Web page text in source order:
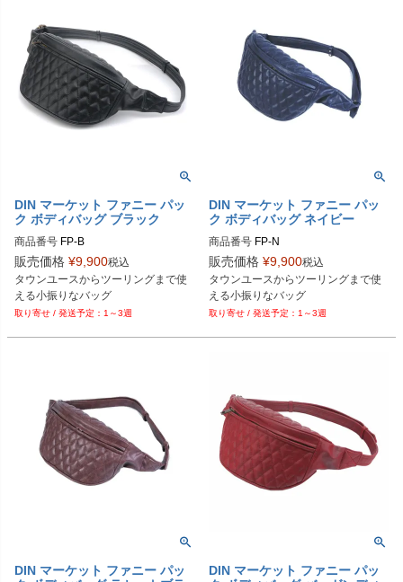
DIN マーケット ファニー パッ
ク ボディバッグ ブラック
商品番号 FP-B
DIN MARKET（ディン マーケット）
販売価格 ¥9,900税込
タウンユースからツーリングまで使
える小振りなバッグ
1～3週
DIN マーケット ファニー パッ
ク ボディバッグ ネイビー
商品番号 FP-N
DIN MARKET（ディン マーケット）
販売価格 ¥9,900税込
タウンユースからツーリングまで使
える小振りなバッグ
1～3週
DIN マーケット ファニー パッ
DIN マーケット ファニー パッ